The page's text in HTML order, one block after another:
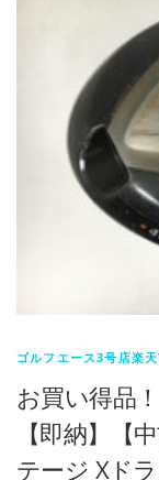
ゴルフエース3号店楽
お買い得品
【即納】【
テージ Xド